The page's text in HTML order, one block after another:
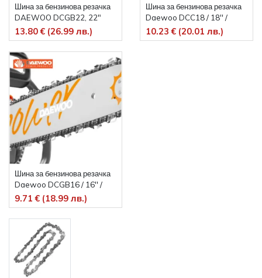
Шина за бензинова резачка
DAEWOO DCGB22, 22"
13.80 € (26.99 лв.)
Шина за бензинова резачка
Daewoo DCC18 / 18'' /
45см
10.23 € (20.01 лв.)
Шина за бензинова резачка
Daewoo DCGB16 / 16'' /
9.71 € (18.99 лв.)